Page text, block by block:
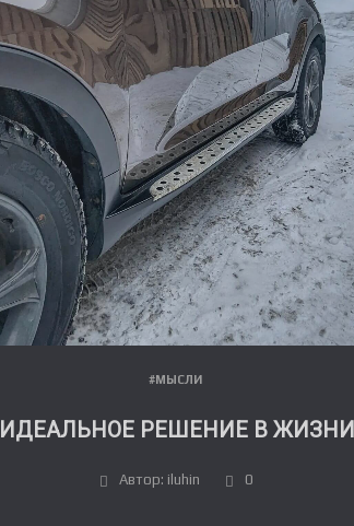
#МЫСЛИ
ИДЕАЛЬНОЕ РЕШЕНИЕ В ЖИЗНИ
Автор: iluhin 0